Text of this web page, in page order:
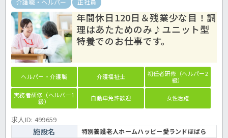
年間休日120日＆残業少な目！調
理はあたためのみ♪ユニット型
特養でのお仕事です。
ヘルパー・介護職 介護福祉士
初任者研修（ヘルパー2
級）
実務者研修（ヘルパー1
級）
自動車免許歓迎 女性活躍
求人ID: 499659
施設名 特別養護老人ホームハッピー愛ランドほばら